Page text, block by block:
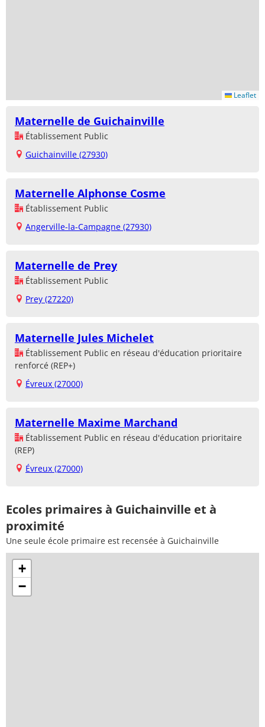
Leaflet
Maternelle de Guichainville
Établissement Public
Guichainville (27930)
Maternelle Alphonse Cosme
Établissement Public
Angerville-la-Campagne (27930)
Maternelle de Prey
Établissement Public
Prey (27220)
Maternelle Jules Michelet
Établissement Public en réseau d'éducation prioritaire
renforcé (REP+)
Évreux (27000)
Maternelle Maxime Marchand
Établissement Public en réseau d'éducation prioritaire
(REP)
Évreux (27000)
Ecoles primaires à Guichainville et à
proximité
Une seule école primaire est recensée à Guichainville
+
−